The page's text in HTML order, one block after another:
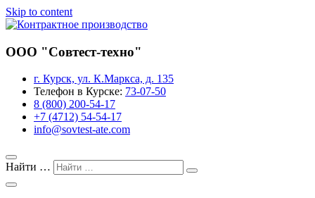
Skip to content
Контрактное производство
ООО "Совтест-техно"
г. Курск, ул. К.Маркса, д. 135
Телефон в Курске: 73-07-50
8 (800) 200-54-17
+7 (4712) 54-54-17
info@sovtest-ate.com
Найти …